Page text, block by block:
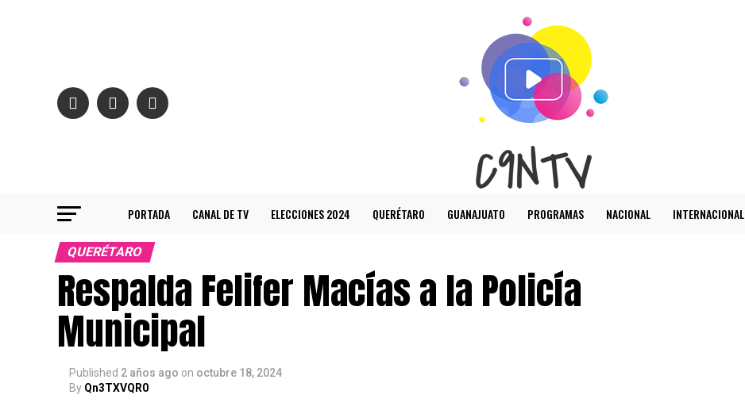
PORTADA CANAL DE TV ELECCIONES 2024 QUERÉTARO GUANAJUATO PROGRAMAS NACIONAL INTERNACIONAL
QUERÉTARO
Respalda Felifer Macías a la Policía
Municipal
Published 2 años ago on octubre 18, 2024
By Qn3TXVQR0